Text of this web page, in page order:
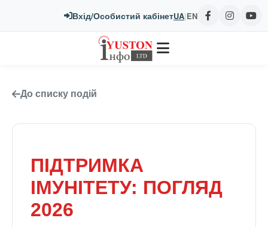
Вхід/Особистий кабінетUA|EN
До списку подій
ПІДТРИМКА
ІМУНІТЕТУ: ПОГЛЯД
2026